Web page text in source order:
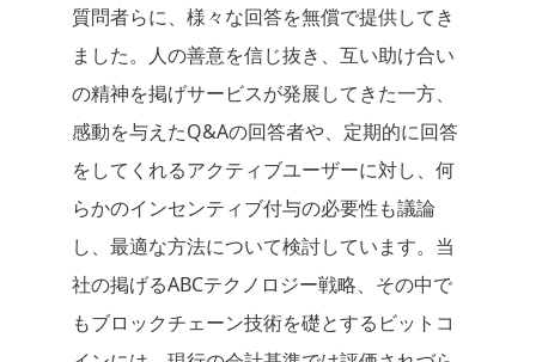
質問者らに、様々な回答を無償で提供してき
ました。人の善意を信じ抜き、互い助け合い
の精神を掲げサービスが発展してきた一方、
感動を与えたQ&Aの回答者や、定期的に回答
をしてくれるアクティブユーザーに対し、何
らかのインセンティブ付与の必要性も議論
し、最適な方法について検討しています。当
社の掲げるABCテクノロジー戦略、その中で
もブロックチェーン技術を礎とするビットコ